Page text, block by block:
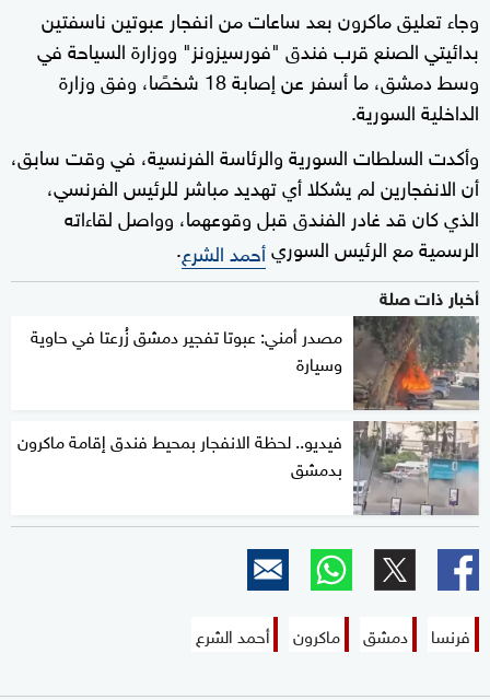
وجاء تعليق ماكرون بعد ساعات من انفجار عبوتين ناسفتين
بدائيتي الصنع قرب فندق "فورسيزونز" ووزارة السياحة في
وسط دمشق، ما أسفر عن إصابة 18 شخصًا، وفق وزارة
الداخلية السورية.
وأكدت السلطات السورية والرئاسة الفرنسية، في وقت سابق،
أن الانفجارين لم يشكلا أي تهديد مباشر للرئيس الفرنسي،
الذي كان قد غادر الفندق قبل وقوعهما، وواصل لقاءاته
الرسمية مع الرئيس السوريأحمد الشرع.
أخبار ذات صلة
مصدر أمني: عبوتا تفجير دمشق زُرعتا في حاوية
وسيارة
فيديو.. لحظة الانفجار بمحيط فندق إقامة ماكرون
بدمشق
فرنسا دمشق ماكرون أحمد الشرع